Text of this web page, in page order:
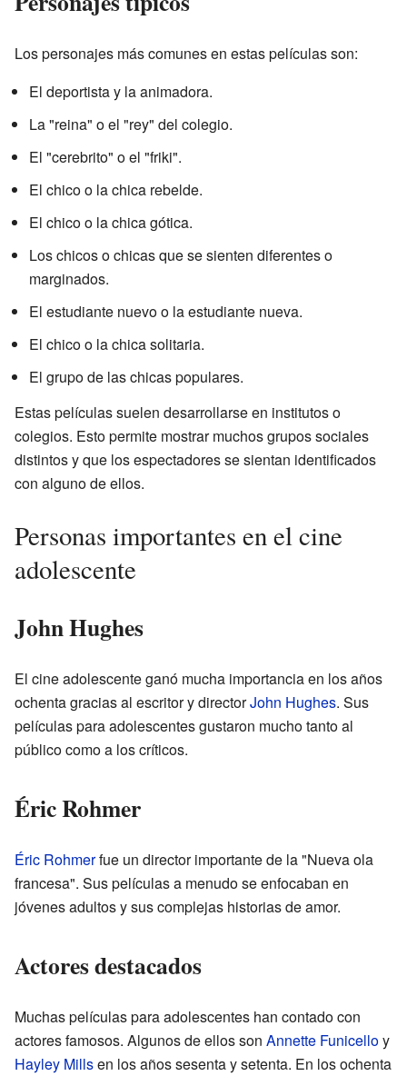
Los personajes más comunes en estas películas son:
El deportista y la animadora.
La "reina" o el "rey" del colegio.
El "cerebrito" o el "friki".
El chico o la chica rebelde.
El chico o la chica gótica.
Los chicos o chicas que se sienten diferentes o
marginados.
El estudiante nuevo o la estudiante nueva.
El chico o la chica solitaria.
El grupo de las chicas populares.
Estas películas suelen desarrollarse en institutos o
colegios. Esto permite mostrar muchos grupos sociales
distintos y que los espectadores se sientan identificados
con alguno de ellos.
Personas importantes en el cine
adolescente
John Hughes
El cine adolescente ganó mucha importancia en los años
ochenta gracias al escritor y directorJohn Hughes. Sus
películas para adolescentes gustaron mucho tanto al
público como a los críticos.
Éric Rohmer
Éric Rohmerfue un director importante de la "Nueva ola
francesa". Sus películas a menudo se enfocaban en
jóvenes adultos y sus complejas historias de amor.
Actores destacados
Muchas películas para adolescentes han contado con
actores famosos. Algunos de ellos son Annette Funicelloy
Hayley Millsen los años sesenta y setenta. En los ochenta